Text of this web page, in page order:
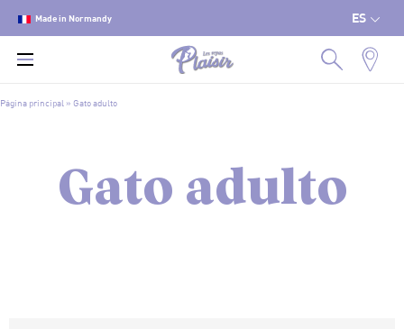
Made in Normandy ES
Página principal » Gato adulto
Gato adulto